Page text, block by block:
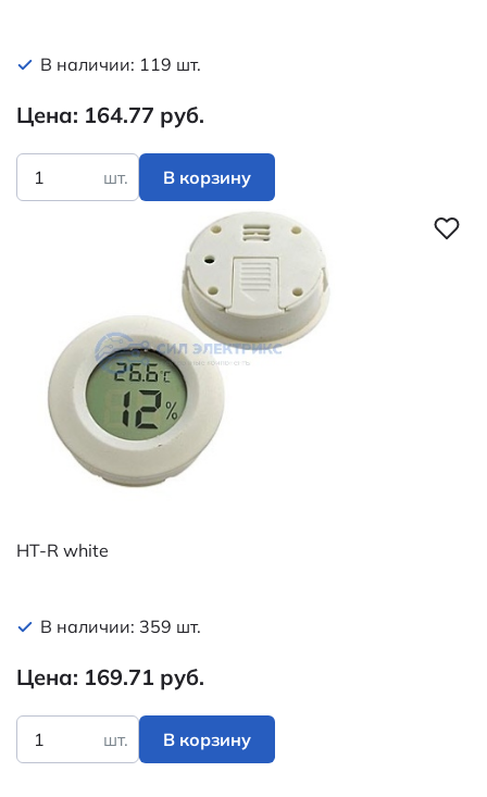
В наличии: 119 шт.
Цена: 164.77 руб.
шт. В корзину
HT-R white
В наличии: 359 шт.
Цена: 169.71 руб.
шт. В корзину